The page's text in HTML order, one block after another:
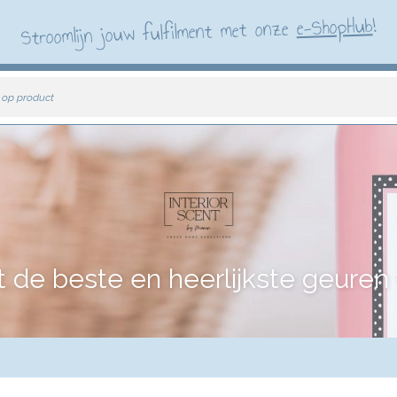
Stroomlijn jouw fulfilment met onzee-ShopHub!
op product
de beste en heerlijkste geuren